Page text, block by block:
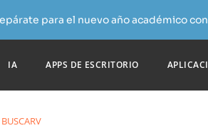
para el nuevo año académico
IA APPS DE ESCRITORIO